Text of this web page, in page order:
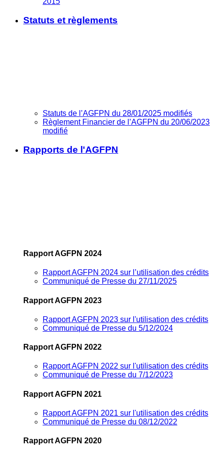
Statuts et règlements
Statuts de l’AGFPN du 28/01/2025 modifiés
Règlement Financier de l’AGFPN du 20/06/2023
modifié
Rapports de l'AGFPN
Rapport AGFPN 2024
Rapport AGFPN 2024 sur l’utilisation des crédits
Communiqué de Presse du 27/11/2025
Rapport AGFPN 2023
Rapport AGFPN 2023 sur l'utilisation des crédits
Communiqué de Presse du 5/12/2024
Rapport AGFPN 2022
Rapport AGFPN 2022 sur l'utilisation des crédits
Communiqué de Presse du 7/12/2023
Rapport AGFPN 2021
Rapport AGFPN 2021 sur l'utilisation des crédits
Communiqué de Presse du 08/12/2022
Rapport AGFPN 2020